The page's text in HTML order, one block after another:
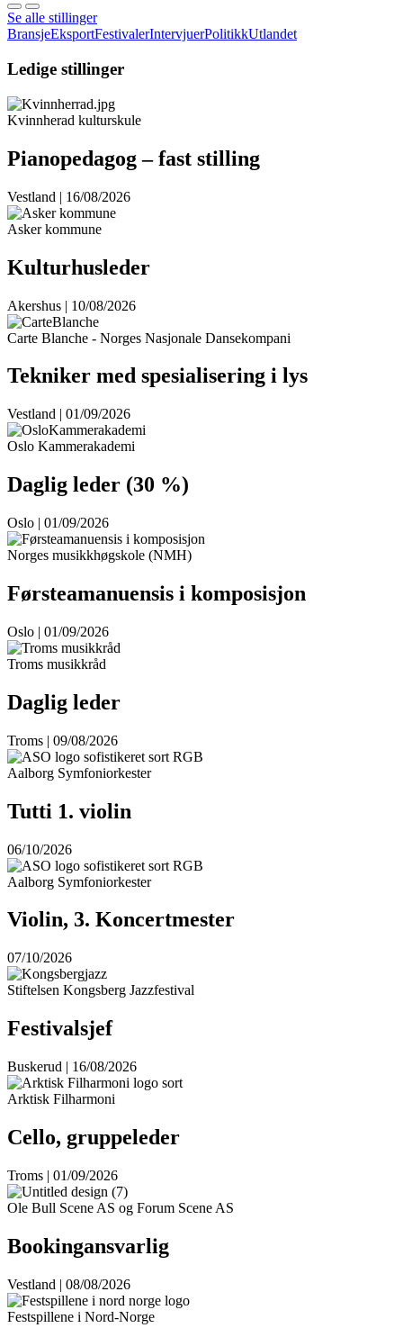
Se alle stillinger
BransjeEksportFestivalerIntervjuerPolitikkUtlandet
Ledige stillinger
Kvinnherad kulturskule
Pianopedagog – fast stilling
Vestland | 16/08/2026
Asker kommune
Kulturhusleder
Akershus | 10/08/2026
Carte Blanche - Norges Nasjonale Dansekompani
Tekniker med spesialisering i lys
Vestland | 01/09/2026
Oslo Kammerakademi
Daglig leder (30 %)
Oslo | 01/09/2026
Norges musikkhøgskole (NMH)
Førsteamanuensis i komposisjon
Oslo | 01/09/2026
Troms musikkråd
Daglig leder
Troms | 09/08/2026
Aalborg Symfoniorkester
Tutti 1. violin
06/10/2026
Aalborg Symfoniorkester
Violin, 3. Koncertmester
07/10/2026
Stiftelsen Kongsberg Jazzfestival
Festivalsjef
Buskerud | 16/08/2026
Arktisk Filharmoni
Cello, gruppeleder
Troms | 01/09/2026
Ole Bull Scene AS og Forum Scene AS
Bookingansvarlig
Vestland | 08/08/2026
Festspillene i Nord-Norge